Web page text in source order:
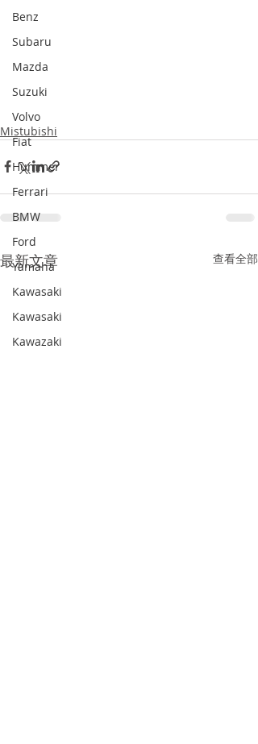
Benz
Subaru
Mazda
Suzuki
Volvo
Fiat
Hummer
Ferrari
BMW
Ford
Yamaha
Kawasaki
Kawasaki
Kawazaki
Mistubishi
最新文章 查看全部